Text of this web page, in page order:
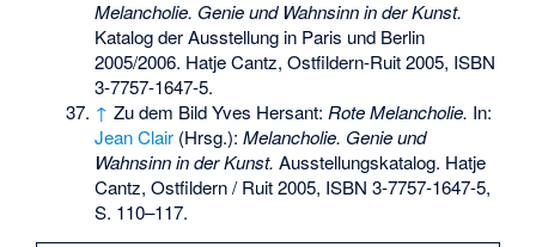
Melancholie. Genie und Wahnsinn in der Kunst.
Katalog der Ausstellung in Paris und Berlin
2005/2006. Hatje Cantz, Ostfildern-Ruit 2005, ISBN
3-7757-1647-5.
↑ Zu dem Bild Yves Hersant: Rote Melancholie. In:
Jean Clair (Hrsg.):Melancholie. Genie und
Wahnsinn in der Kunst. Ausstellungskatalog. Hatje
Cantz, Ostfildern / Ruit 2005, ISBN 3-7757-1647-5,
S. 110–117.